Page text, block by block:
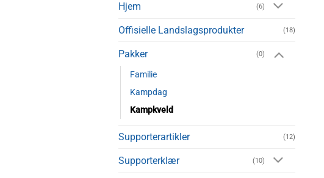
Hjem (6)
Offisielle Landslagsprodukter (18)
Pakker (0)
Familie
Kampdag
Kampkveld
Supporterartikler (12)
Supporterklær (10)